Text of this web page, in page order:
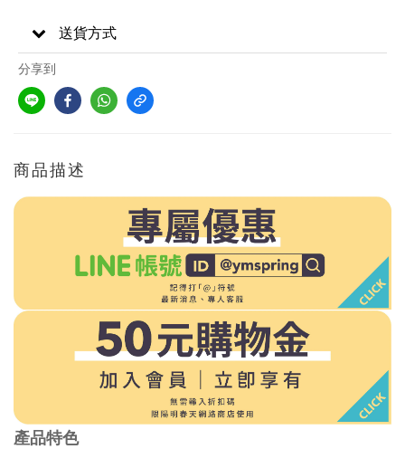
送貨方式
分享到
商品描述
產品特色